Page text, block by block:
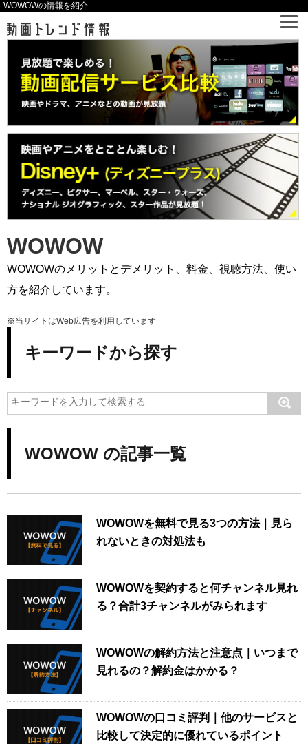
WOWOWの情報を紹介
WOWOW
WOWOWのメリットとデメリット、料金、視聴方法、使い
方を紹介しています。
※当サイトはWeb広告を利用しています
キーワードから探す
WOWOW の記事一覧
WOWOWを無料で見る3つの方法｜見ら
れないときの対処法も
WOWOWを契約すると何チャンネル見れ
る？合計3チャンネルがみられます
WOWOWの解約方法と注意点｜いつまで
見れるの？解約金はかかる？
WOWOWの口コミ評判｜他のサービスと
比較して決定的に優れているポイント